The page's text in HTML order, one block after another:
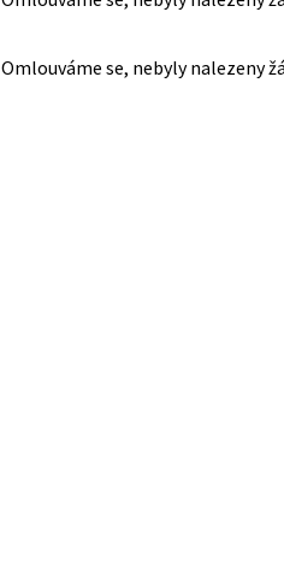
Omlouváme se, nebyly nalezeny